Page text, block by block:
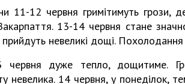
11-12 червня гримітимуть
13-14 червня стане
прийдуть невеликі дощі.
червня дуже тепло, дощитиме.
невелика. 14 червня, у понеділок,